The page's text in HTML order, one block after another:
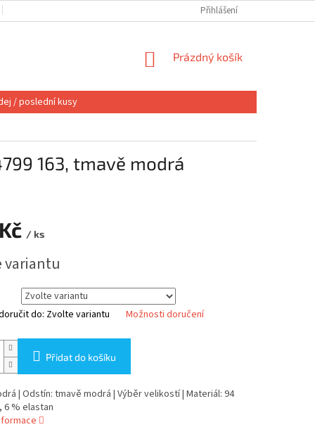
VÝMĚNA NEBO VRÁCENÍ
Přihlášení
NÁKUPNÍ
Prázdný košík
/ poslední kusy
163, tmavě modrá
/ ks
variantu
do: Zvolte variantu Možnosti doručení
Přidat do košíku
| Odstín: tmavě modrá | Výběr velikostí | Materiál: 94
6 % elastan